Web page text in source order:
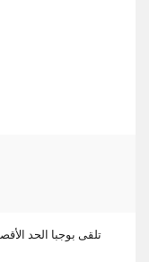
تلقى بوجبا الحد